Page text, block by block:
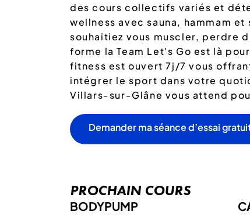
des cours collectifs variés et
wellness avec sauna, hammam
souhaitiez vous muscler, perdre
forme la Team Let's Go est là
fitness est ouvert 7j/7 vous
intégrer le sport dans votre
Villars-sur-Glâne vous attend
Demander ma séance d’essai
PROCHAIN COURS
BODYPUMP